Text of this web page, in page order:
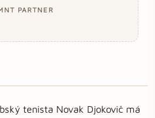
PARTNER
tenista Novak Djokovič má